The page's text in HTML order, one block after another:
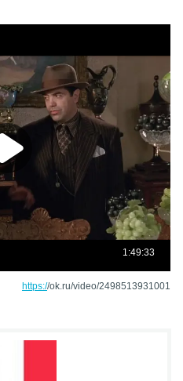
https://ok.ru/video/2498513931001